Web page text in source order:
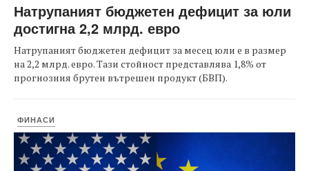
Натрупаният бюджетен дефицит за юли
достигна 2,2 млрд. евро
Натрупаният бюджетен дефицит за месец юли е в размер
на 2,2 млрд. евро. Тази стойност представлява 1,8% от
прогнозния брутен вътрешен продукт (БВП).
ФИНАСИ